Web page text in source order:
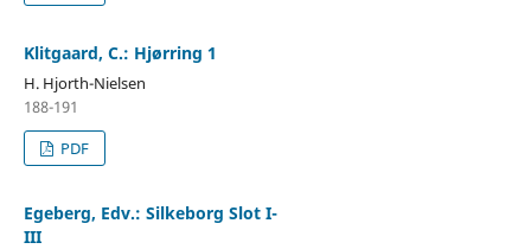
Klitgaard, C.: Hjørring 1
H. Hjorth-Nielsen
188-191
PDF
Egeberg, Edv.: Silkeborg Slot I-
III